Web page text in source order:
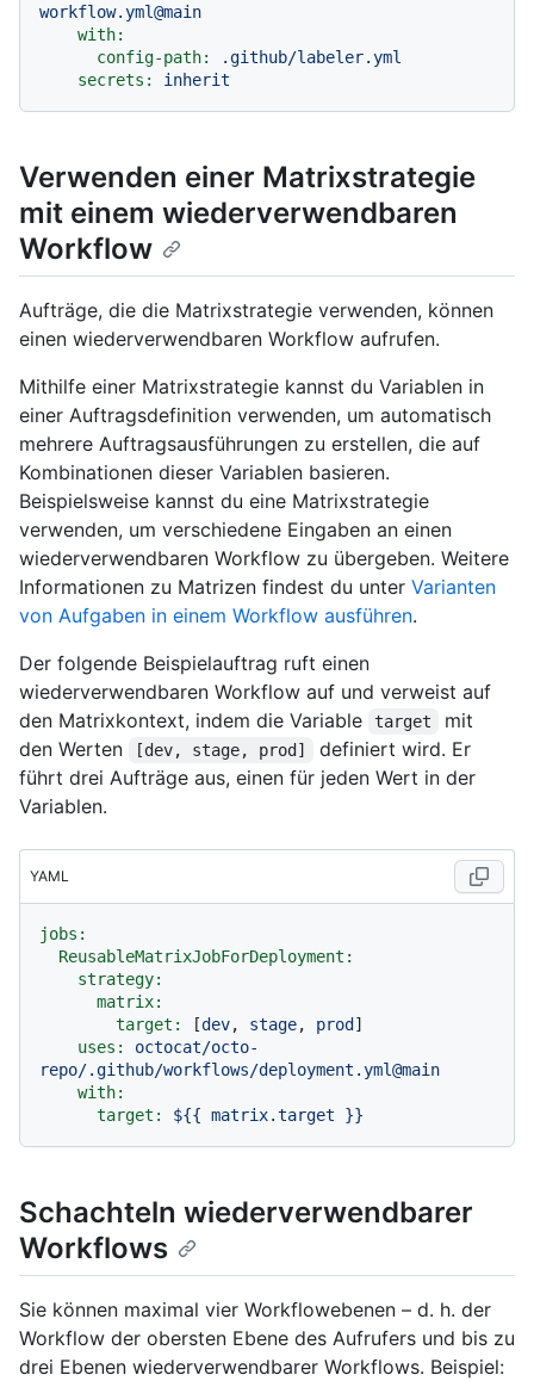
workflow.yml@main
with:
config-path:
.github/labeler.yml
secrets:
inherit
Verwenden einer Matrixstrategie
mit einem wiederverwendbaren
Workflow
Aufträge, die die Matrixstrategie verwenden, können
einen wiederverwendbaren Workflow aufrufen.
Mithilfe einer Matrixstrategie kannst du Variablen in
einer Auftragsdefinition verwenden, um automatisch
mehrere Auftragsausführungen zu erstellen, die auf
Kombinationen dieser Variablen basieren.
Beispielsweise kannst du eine Matrixstrategie
verwenden, um verschiedene Eingaben an einen
wiederverwendbaren Workflow zu übergeben. Weitere
Informationen zu Matrizen findest du unter Varianten
von Aufgaben in einem Workflow ausführen.
Der folgende Beispielauftrag ruft einen
wiederverwendbaren Workflow auf und verweist auf
den Matrixkontext, indem die Variable
target
mit
den Werten
[dev, stage, prod]
definiert wird. Er
führt drei Aufträge aus, einen für jeden Wert in der
Variablen.
YAML
jobs:
ReusableMatrixJobForDeployment:
strategy:
matrix:
target:
[dev, stage, prod ]
uses:
octocat/octo-
repo/.github/workflows/deployment.yml@main
with:
target:
${{ matrix.target }}
Schachteln wiederverwendbarer
Workflows
Sie können maximal vier Workflowebenen – d. h. der
Workflow der obersten Ebene des Aufrufers und bis zu
drei Ebenen wiederverwendbarer Workflows. Beispiel: